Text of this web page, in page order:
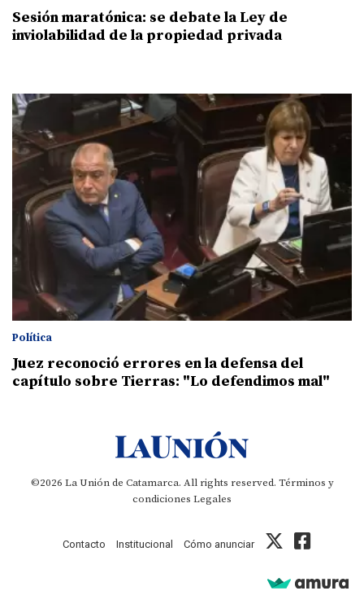
Sesión maratónica: se debate la Ley de
inviolabilidad de la propiedad privada
Política
Juez reconoció errores en la defensa del
capítulo sobre Tierras: "Lo defendimos mal"
©2026 La Unión de Catamarca. All rights reserved. Términos y
condiciones Legales
Contacto Institucional Cómo anunciar